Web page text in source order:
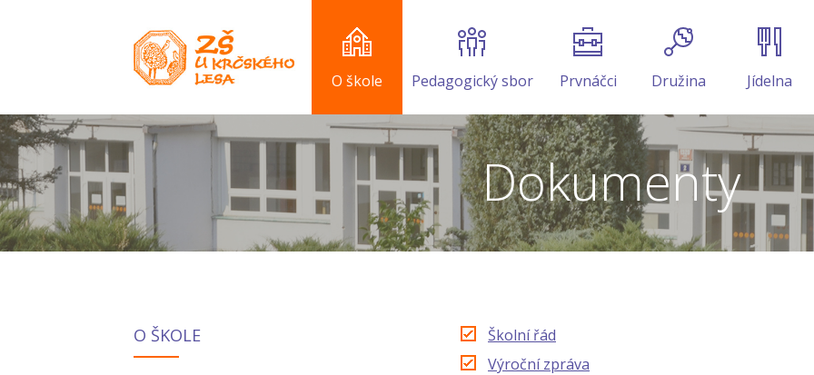
O škole Pedagogický sbor Prvnáčci Družina Jídelna
Dokumenty
Školní řád
Výroční zpráva
O ŠKOLE